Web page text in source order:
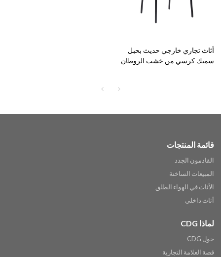
أثاث تجاري خارجي حديث بحبل
سميك كرسي من خشب الروطان
قائمة المنتجات
القادمون الجدد
المبيعات الساخنة
الأثاث في الهواء الطلق
أثاث داخلي
لماذا CDG
حول CDG
قصة العلامة التجارية